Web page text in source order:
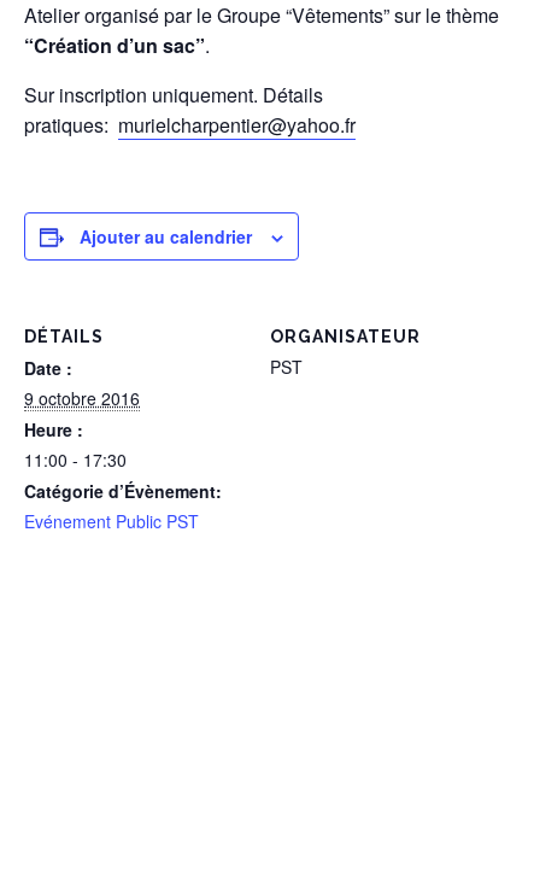
Atelier organisé par le Groupe “Vêtements” sur le thème
“Création d’un sac”.
Sur inscription uniquement. Détails
pratiques: murielcharpentier@yahoo.fr
Ajouter au calendrier
DÉTAILS
Date :
9 octobre 2016
Heure :
11:00 - 17:30
Catégorie d’Évènement:
Evénement Public PST
ORGANISATEUR
PST